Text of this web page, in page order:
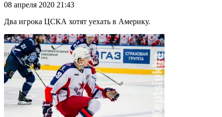
08 апреля 2020 21:43
Два игрока ЦСКА хотят уехать в Америку.